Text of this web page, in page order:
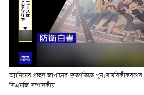
অ্যানিমের প্রচ্ছদ জাপানের দ্রুতগতিতে পুনঃসামরিকীকরণের
সিএমজি সম্পাদকীয়